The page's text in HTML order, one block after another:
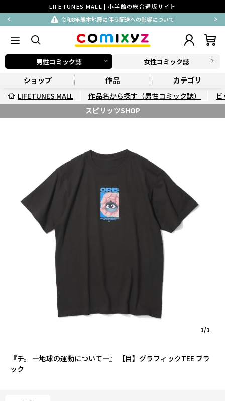
LIFETUNES MALL | 小学館の総合通販サイト
令和8年熊本地震に伴う配送への影響について
男性コミック誌 女性コミック誌
ショップ 作品
カテゴリ
LIFETUNES MALL
作品名から探す（男性コミック誌）
スピリッツSHOP
『チ。 ―地球の運動について―』 【目】グラフィックTEE ブラ
ック
1/1